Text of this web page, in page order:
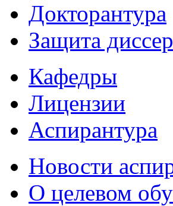
Докторантура
Защита
Кафедры
Лицензии
Аспирантура
Новости
О целевом